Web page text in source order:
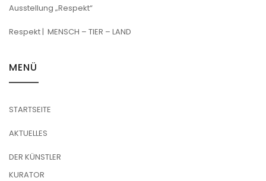
Ausstellung „Respekt“
Respekt | MENSCH – TIER – LAND
MENÜ
STARTSEITE
AKTUELLES
DER KÜNSTLER
KURATOR